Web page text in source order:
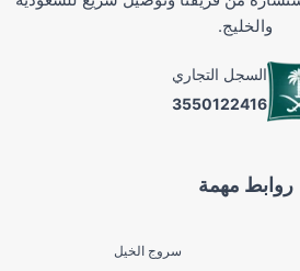
روابط مهمة
سروج الخيل
والخليج.
السجل التجاري
3550122416